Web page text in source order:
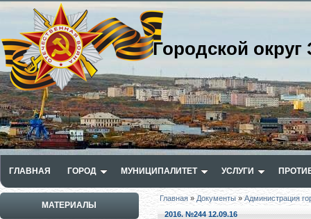
Городской
ГЛАВНАЯ ГОРОД МУНИЦИПАЛИТЕТ УСЛУГИ
МАТЕРИАЛЫ
Главная» Документы »Администрация
2016. №244 12.09.16